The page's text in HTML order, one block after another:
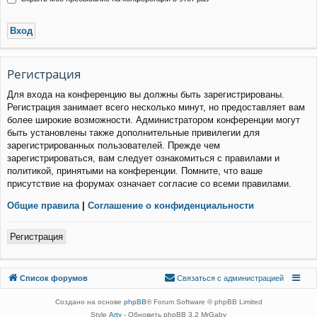
Регистрация
Для входа на конференцию вы должны быть зарегистрированы.
Регистрация занимает всего несколько минут, но предоставляет вам
более широкие возможности. Администратором конференции могут
быть установлены также дополнительные привилегии для
зарегистрированных пользователей. Прежде чем
зарегистрироваться, вам следует ознакомиться с правилами и
политикой, принятыми на конференции. Помните, что ваше
присутствие на форумах означает согласие со всеми правилами.
Общие правила | Соглашение о конфиденциальности
Регистрация
Список форумов
Связаться с
Связаться с администрацией
Создано на основе phpBB® Forum Software © phpBB Limited
Style Arty - Обновить phpBB 3.2 MrGaby